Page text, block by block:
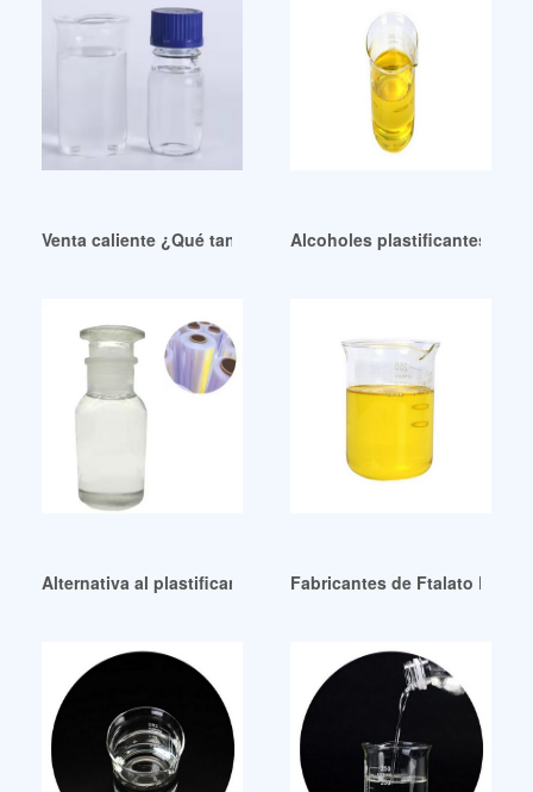
Venta caliente ¿Qué tan ecológico es su plastificante en
Alcoholes plastificantes de
Alternativa al plastificante ftalato para la formulación de
Fabricantes de Ftalato Dinp